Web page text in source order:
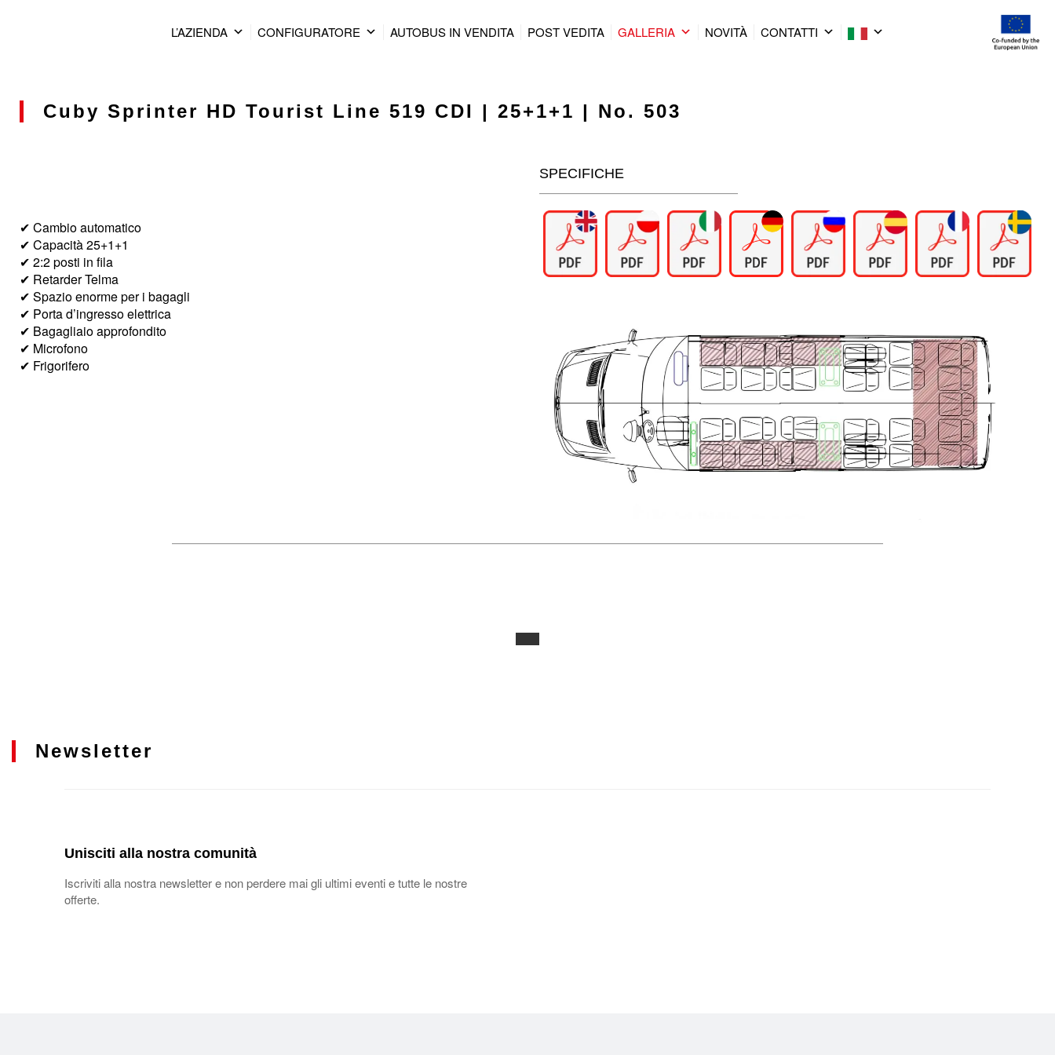
L’AZIENDA CONFIGURATORE AUTOBUS IN VENDITA POST VEDITA GALLERIA NOVITÀ CONTATTI
Cuby Sprinter HD Tourist Line 519 CDI | 25+1+1 | No. 503
✔ Cambio automatico
✔ Capacità 25+1+1
✔ 2:2 posti in fila
✔ Retarder Telma
✔ Spazio enorme per i bagagli
✔ Porta d’ingresso elettrica
✔ Bagagliaio approfondito
✔ Microfono
✔ Frigorifero
SPECIFICHE
Newsletter
Unisciti alla nostra comunità
Iscriviti alla nostra newsletter e non perdere mai gli ultimi eventi e tutte le nostre
offerte.